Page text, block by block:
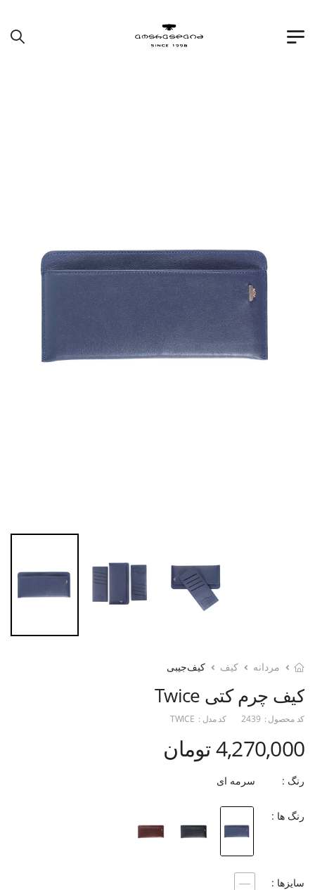
مردانه کیف کیف‌جیبی
کیف چرم کتی Twice
کد محصول : 2439 کد مدل : TWICE
4,270,000 تومان
رنگ : سرمه ای
رنگ ها :
سایزها : ----